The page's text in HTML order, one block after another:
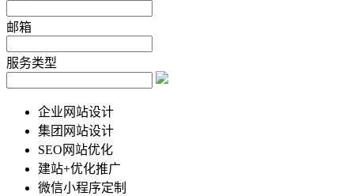
邮箱
服务类型
企业网站设计
集团网站设计
SEO网站优化
建站+优化推广
微信小程序定制